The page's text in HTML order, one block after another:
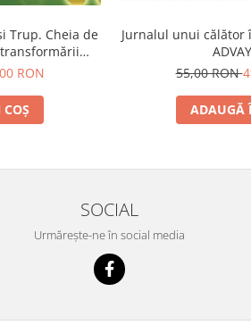
Trup. Cheia de
RON
Jurnalul unui călător
55,00 RON
ADAUGĂ
SOCIAL
Urmărește-ne în social media